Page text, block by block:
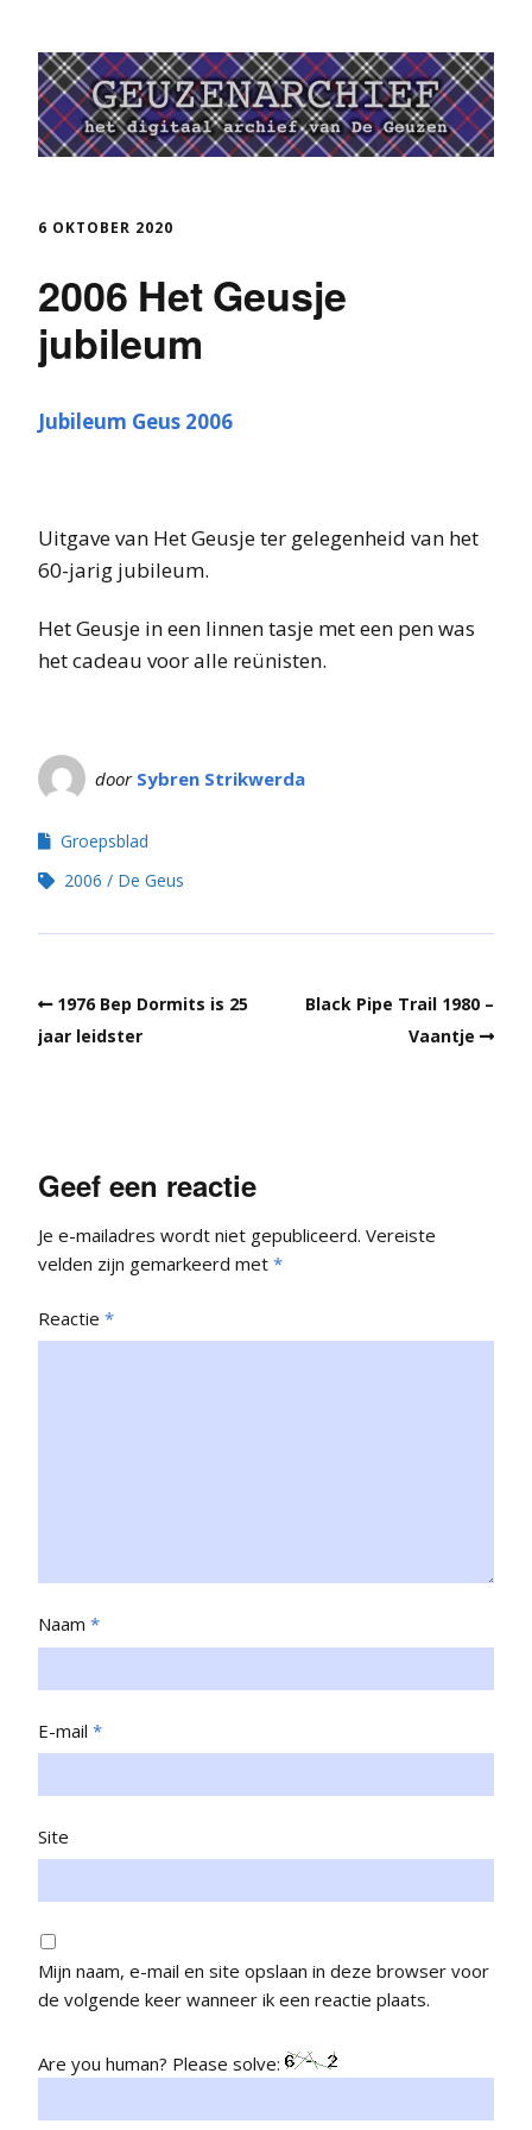
6 OKTOBER 2020
2006 Het Geusje
jubileum
Jubileum Geus 2006
Uitgave van Het Geusje ter gelegenheid van het
60-jarig jubileum.
Het Geusje in een linnen tasje met een pen was
het cadeau voor alle reünisten.
door Sybren Strikwerda
Groepsblad
2006
De Geus
1976 Bep Dormits is 25
jaar leidster
Black Pipe Trail 1980 –
Vaantje
Geef een reactie
Je e-mailadres wordt niet gepubliceerd. Vereiste
velden zijn gemarkeerd met *
Reactie *
Naam *
E-mail *
Site
Mijn naam, e-mail en site opslaan in deze browser voor
de volgende keer wanneer ik een reactie plaats.
Are you human? Please solve: